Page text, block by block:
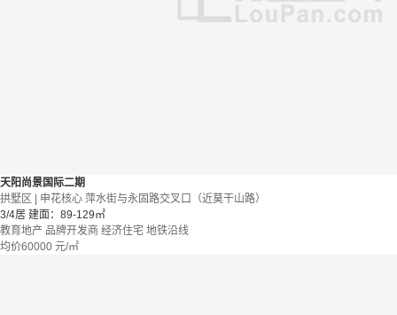
天阳尚景国际二期
拱墅区 | 申花核心 萍水街与永固路交叉口（近莫干山路）
3/4居 建面：89-129㎡
教育地产 品牌开发商 经济住宅 地铁沿线
均价60000 元/㎡